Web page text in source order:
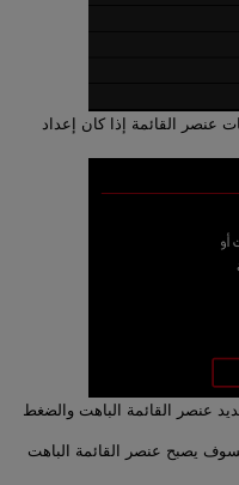
عنصر القائمة إذا كان إعداد
عنصر القائمة الباهت والضغط
يصبح عنصر القائمة الباهت